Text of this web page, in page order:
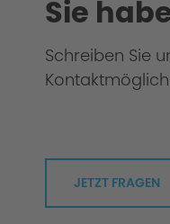
Sie
Schreiben Sie
JETZT FRAGEN